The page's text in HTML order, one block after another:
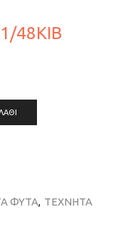
48ΚΙΒ
ΦΥΤΑ, ΤΕΧΝΗΤΑ